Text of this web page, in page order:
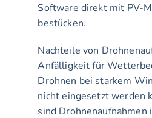
Software direkt mit PV-
bestücken.
Nachteile von
Anfälligkeit für
Drohnen bei starkem
nicht eingesetzt werden
sind Drohnenaufnahmen